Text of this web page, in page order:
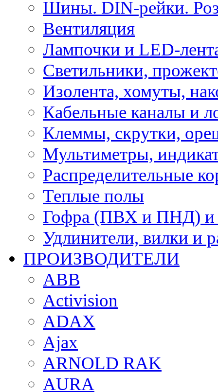
Шины. DIN-рейки.
Вентиляция
Лампочки и LED-
Светильники,
Изолента, хомуты,
Кабельные каналы и
Клеммы, скрутки,
Мультиметры,
Распределительные
Теплые полы
Гофра (ПВХ и ПНД) и
Удлинители, вилки и
ПРОИЗВОДИТЕЛИ
ABB
Activision
ADAX
Ajax
ARNOLD RAK
AURA